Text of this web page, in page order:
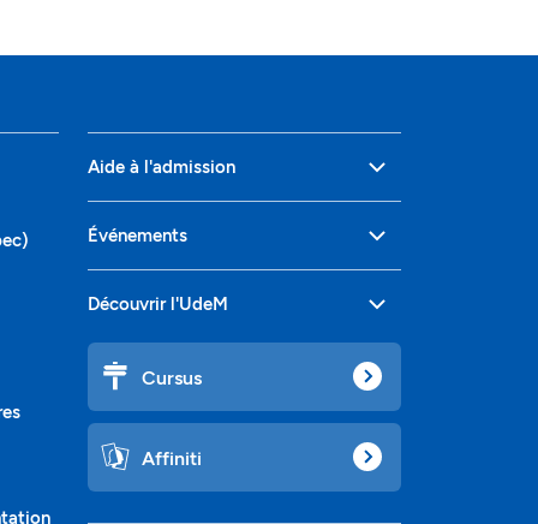
Aide à l'admission
Événements
Découvrir l'UdeM
Cursus
Affiniti